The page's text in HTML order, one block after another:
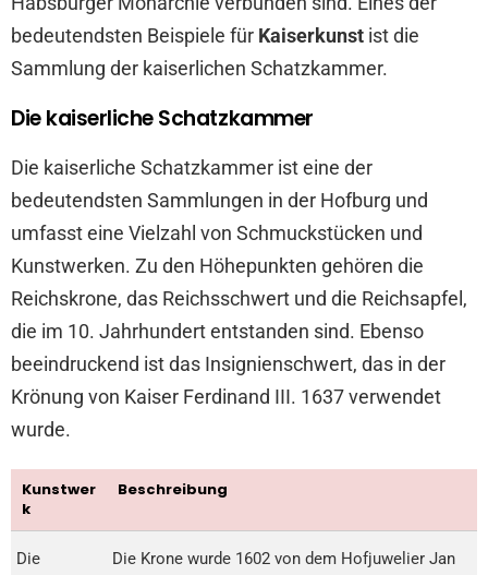
bedeutendsten Beispiele für Kaiserkunst ist die
Sammlung der kaiserlichen Schatzkammer.
Die kaiserliche Schatzkammer
Die kaiserliche Schatzkammer ist eine der
bedeutendsten Sammlungen in der Hofburg und
umfasst eine Vielzahl von Schmuckstücken und
Kunstwerken. Zu den Höhepunkten gehören die
Reichskrone, das Reichsschwert und die Reichsapfel,
die im 10. Jahrhundert entstanden sind. Ebenso
beeindruckend ist das Insignienschwert, das in der
Krönung von Kaiser Ferdinand III. 1637 verwendet
wurde.
Kunstwer
k
Beschreibung
Die
Die Krone wurde 1602 von dem Hofjuwelier Jan